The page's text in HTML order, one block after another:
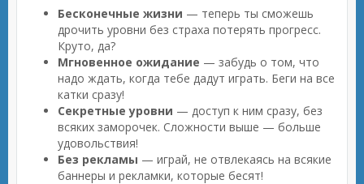
Бесконечные жизни — теперь ты сможешь
дрочить уровни без страха потерять прогресс.
Круто, да?
Мгновенное ожидание — забудь о том, что
надо ждать, когда тебе дадут играть. Беги на все
катки сразу!
Секретные уровни — доступ к ним сразу, без
всяких заморочек. Сложности выше — больше
удовольствия!
Без рекламы — играй, не отвлекаясь на всякие
баннеры и рекламки, которые бесят!